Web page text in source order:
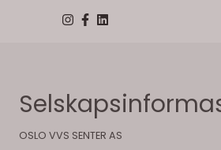
OSLO VVS SENTER AS